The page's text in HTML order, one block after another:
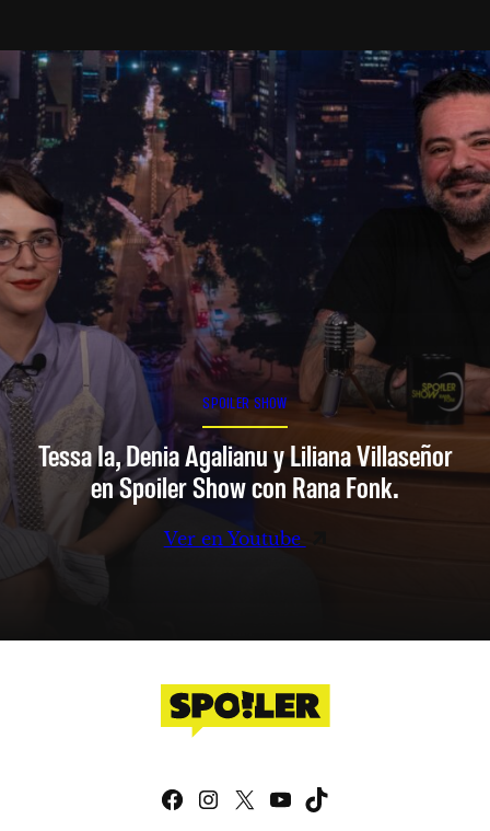
SPOILER SHOW
Tessa Ia, Denia Agalianu y Liliana Villaseñor
en Spoiler Show con Rana Fonk.
Ver en Youtube
Facebook
Instagram
X YouTube